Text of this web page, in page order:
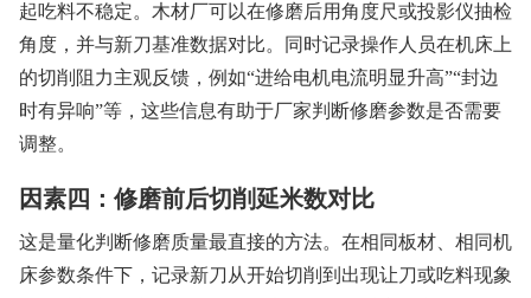
起吃料不稳定。木材厂可以在修磨后用角度尺或投影仪抽检
角度，并与新刀基准数据对比。同时记录操作人员在机床上
的切削阻力主观反馈，例如“进给电机电流明显升高”“封边
时有异响”等，这些信息有助于厂家判断修磨参数是否需要
调整。
因素四：修磨前后切削延米数对比
这是量化判断修磨质量最直接的方法。在相同板材、相同机
床参数条件下，记录新刀从开始切削到出现让刀或吃料现象